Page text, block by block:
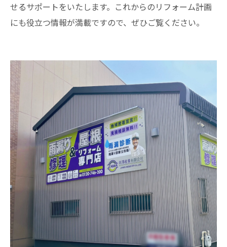
せるサポートをいたします。これからのリフォーム計画
にも役立つ情報が満載ですので、ぜひご覧ください。